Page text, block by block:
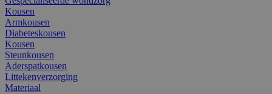
Kousen
Armkousen
Diabeteskousen
Kousen
Steunkousen
Aderspatkousen
Littekenverzorging
Materiaal